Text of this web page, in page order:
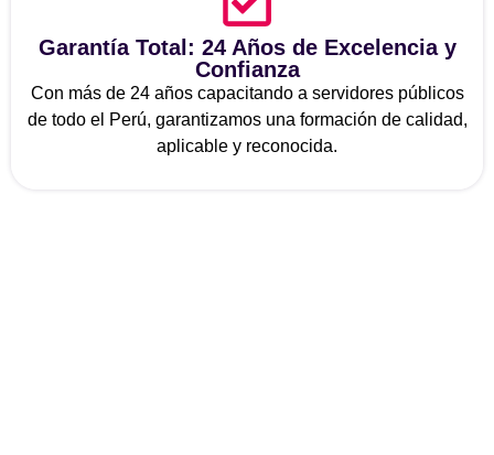
Garantía Total: 24 Años de Excelencia y
Confianza
Con más de 24 años capacitando a servidores públicos
de todo el Perú, garantizamos una formación de calidad,
aplicable y reconocida.